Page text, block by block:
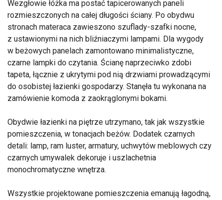
Wezgłowie łóżka ma postać tapicerowanych paneli
rozmieszczonych na całej długości ściany. Po obydwu
stronach materaca zawieszono szuflady-szafki nocne,
z ustawionymi na nich bliźniaczymi lampami. Dla wygody
w beżowych panelach zamontowano minimalistyczne,
czarne lampki do czytania. Ścianę naprzeciwko zdobi
tapeta, łącznie z ukrytymi pod nią drzwiami prowadzącymi
do osobistej łazienki gospodarzy. Stanęła tu wykonana na
zamówienie komoda z zaokrąglonymi bokami.
Obydwie łazienki na piętrze utrzymano, tak jak wszystkie
pomieszczenia, w tonacjach beżów. Dodatek czarnych
detali: lamp, ram luster, armatury, uchwytów meblowych czy
czarnych umywalek dekoruje i uszlachetnia
monochromatyczne wnętrza.
Wszystkie projektowane pomieszczenia emanują łagodną,